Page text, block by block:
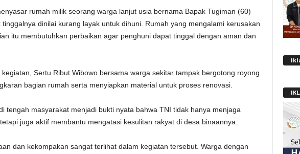
rumah milik seorang warga lanjut usia bernama Bapak Tugiman (60)
dinilai kurang layak untuk dihuni. Rumah yang mengalami kerusakan
itu membutuhkan perbaikan agar penghuni dapat tinggal dengan aman dan
Sertu Ribut Wibowo bersama warga sekitar tampak bergotong royong
bagian rumah serta menyiapkan material untuk proses renovasi.
tengah masyarakat menjadi bukti nyata bahwa TNI tidak hanya menjaga
juga aktif membantu mengatasi kesulitan rakyat di desa binaannya.
dan kekompakan sangat terlihat dalam kegiatan tersebut. Warga dengan